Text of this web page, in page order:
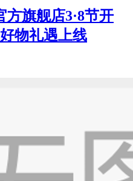
旗舰店3·8节开
物礼遇上线